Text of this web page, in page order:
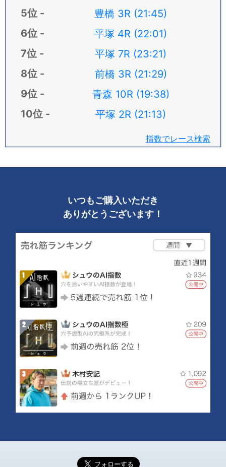
豊橋 3R (21:45)
平塚 4R (22:01)
平塚 7R (23:21)
前橋 3R (21:29)
青森 10R (19:38)
平塚 2R (21:13)
指数でレース検索
いつもご購入いただき
ありがとうございます！